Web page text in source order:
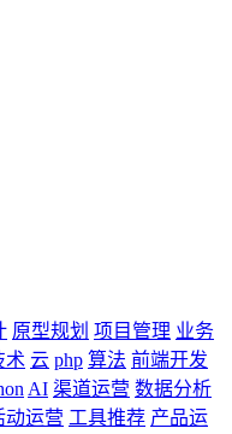
原型规划 项目管理 业务
术 云 php 算法 前端开发
AI 渠道运营 数据分析
动运营 工具推荐 产品运